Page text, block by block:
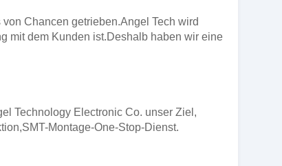
Chancen getrieben.Angel Tech wird
mit dem Kunden ist.Deshalb haben wir eine
Technology Electronic Co. unser Ziel,
Montage-One-Stop-Dienst.